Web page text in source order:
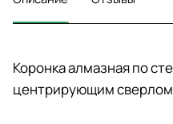
Коронка алмазная по
центрирующим сверлом